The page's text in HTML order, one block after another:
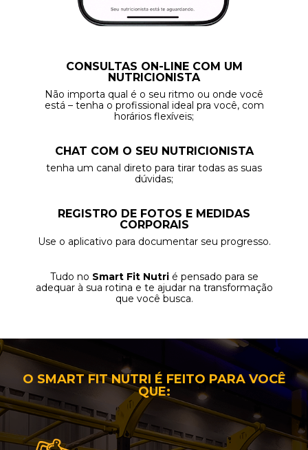
CONSULTAS ON-LINE COM UM
NUTRICIONISTA
Não importa qual é o seu ritmo ou onde você
está – tenha o profissional ideal pra você, com
horários flexíveis;
CHAT COM O SEU NUTRICIONISTA
tenha um canal direto para tirar todas as suas
dúvidas;
REGISTRO DE FOTOS E MEDIDAS
CORPORAIS
Use o aplicativo para documentar seu progresso.
Tudo no Smart Fit Nutrié pensado para se
adequar à sua rotina e te ajudar na transformação
que você busca.
O SMART FIT NUTRI É FEITO PARA VOCÊ
QUE: